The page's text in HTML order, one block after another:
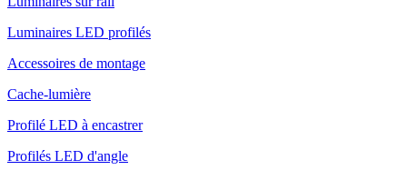
Luminaires LED profilés
Accessoires de montage
Cache-lumière
Profilé LED à encastrer
Profilés LED d'angle